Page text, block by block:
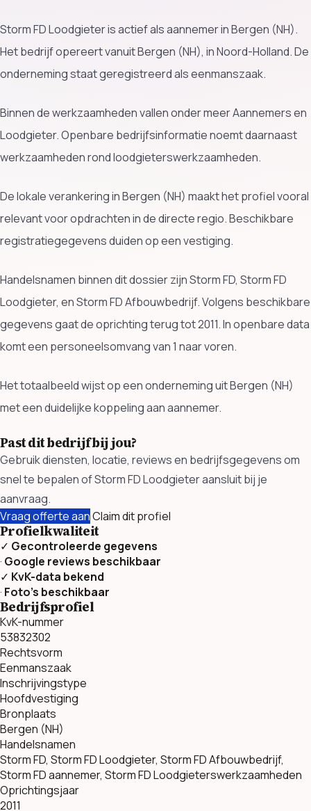
Storm FD Loodgieter is actief als aannemer in Bergen (NH).
Het bedrijf opereert vanuit Bergen (NH), in Noord-Holland. De
onderneming staat geregistreerd als eenmanszaak.
Binnen de werkzaamheden vallen onder meer Aannemers en
Loodgieter. Openbare bedrijfsinformatie noemt daarnaast
werkzaamheden rond loodgieterswerkzaamheden.
De lokale verankering in Bergen (NH) maakt het profiel vooral
relevant voor opdrachten in de directe regio. Beschikbare
registratiegegevens duiden op een vestiging.
Handelsnamen binnen dit dossier zijn Storm FD, Storm FD
Loodgieter, en Storm FD Afbouwbedrijf. Volgens beschikbare
gegevens gaat de oprichting terug tot 2011. In openbare data
komt een personeelsomvang van 1 naar voren.
Het totaalbeeld wijst op een onderneming uit Bergen (NH)
met een duidelijke koppeling aan aannemer.
Past dit bedrijf bij jou?
Gebruik diensten, locatie, reviews en bedrijfsgegevens om
snel te bepalen of Storm FD Loodgieter aansluit bij je
aanvraag.
Vraag offerte aanClaim dit profiel
Profielkwaliteit
✓ Gecontroleerde gegevens
· Google reviews beschikbaar
✓ KvK-data bekend
· Foto’s beschikbaar
Bedrijfsprofiel
KvK-nummer
53832302
Rechtsvorm
Eenmanszaak
Inschrijvingstype
Hoofdvestiging
Bronplaats
Bergen (NH)
Handelsnamen
Storm FD, Storm FD Loodgieter, Storm FD Afbouwbedrijf,
Storm FD aannemer, Storm FD Loodgieterswerkzaamheden
Oprichtingsjaar
2011